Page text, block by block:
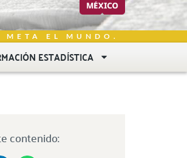
EL MUNDO.
ESTADÍSTICA
contenido: